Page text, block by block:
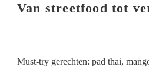
Van streetfood tot
Must-try gerechten: pad thai,